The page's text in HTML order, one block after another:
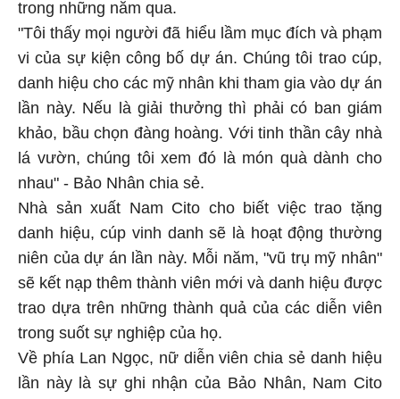
trong những năm qua.
"Tôi thấy mọi người đã hiểu lầm mục đích và phạm
vi của sự kiện công bố dự án. Chúng tôi trao cúp,
danh hiệu cho các mỹ nhân khi tham gia vào dự án
lần này. Nếu là giải thưởng thì phải có ban giám
khảo, bầu chọn đàng hoàng. Với tinh thần cây nhà
lá vườn, chúng tôi xem đó là món quà dành cho
nhau" - Bảo Nhân chia sẻ.
Nhà sản xuất Nam Cito cho biết việc trao tặng
danh hiệu, cúp vinh danh sẽ là hoạt động thường
niên của dự án lần này. Mỗi năm, "vũ trụ mỹ nhân"
sẽ kết nạp thêm thành viên mới và danh hiệu được
trao dựa trên những thành quả của các diễn viên
trong suốt sự nghiệp của họ.
Về phía Lan Ngọc, nữ diễn viên chia sẻ danh hiệu
lần này là sự ghi nhận của Bảo Nhân, Nam Cito